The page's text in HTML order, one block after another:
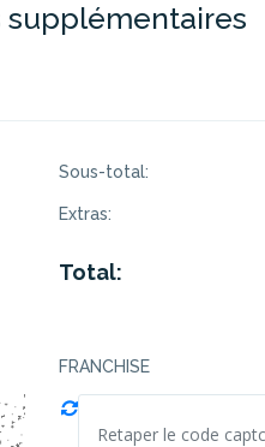
supplémentaires
Sous-total:
Extras:
Total:
FRANCHISE